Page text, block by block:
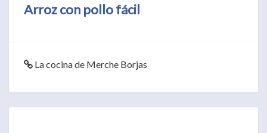
Arroz con pollo fácil
La cocina de Merche Borjas